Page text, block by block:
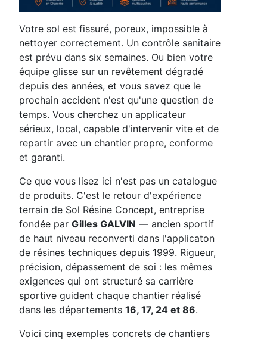
Votre sol est fissuré, poreux, impossible à
nettoyer correctement. Un contrôle sanitaire
est prévu dans six semaines. Ou bien votre
équipe glisse sur un revêtement dégradé
depuis des années, et vous savez que le
prochain accident n'est qu'une question de
temps. Vous cherchez un applicateur
sérieux, local, capable d'intervenir vite et de
repartir avec un chantier propre, conforme
et garanti.
Ce que vous lisez ici n'est pas un catalogue
de produits. C'est le retour d'expérience
terrain de Sol Résine Concept, entreprise
fondée par Gilles GALVIN — ancien sportif
de haut niveau reconverti dans l'applicaton
de résines techniques depuis 1999. Rigueur,
précision, dépassement de soi : les mêmes
exigences qui ont structuré sa carrière
sportive guident chaque chantier réalisé
dans les départements 16, 17, 24 et 86.
Voici cinq exemples concrets de chantiers